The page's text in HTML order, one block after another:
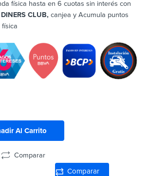
física hasta en 6 cuotas sin interés con
CLUB, canjea y Acumula puntos
Al Carrito
Comparar
Comparar